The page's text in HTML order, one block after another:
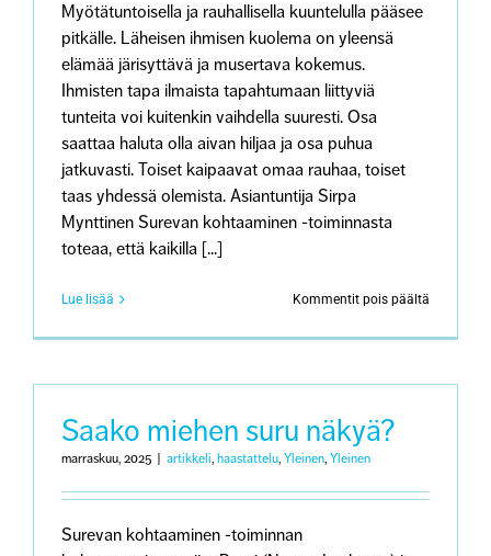
Myötätuntoisella ja rauhallisella kuuntelulla pääsee
pitkälle. Läheisen ihmisen kuolema on yleensä
elämää järisyttävä ja musertava kokemus.
Ihmisten tapa ilmaista tapahtumaan liittyviä
tunteita voi kuitenkin vaihdella suuresti. Osa
saattaa haluta olla aivan hiljaa ja osa puhua
jatkuvasti. Toiset kaipaavat omaa rauhaa, toiset
taas yhdessä olemista. Asiantuntija Sirpa
Mynttinen Surevan kohtaaminen -toiminnasta
toteaa, että kaikilla [...]
Lue lisää Kommentit pois päältä
Saako miehen suru näkyä?
marraskuu, 2025 artikkeli, haastattelu, Yleinen, Yleinen
Surevan kohtaaminen -toiminnan